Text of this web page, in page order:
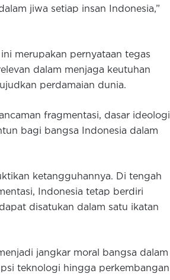
jiwa setiap insan Indonesia,”
merupakan pernyataan tegas
dalam menjaga keutuhan
perdamaian dunia.
fragmentasi, dasar ideologi
bagi bangsa Indonesia dalam
ketangguhannya. Di tengah
Indonesia tetap berdiri
disatukan dalam satu ikatan
jangkar moral bangsa dalam
teknologi hingga perkembangan